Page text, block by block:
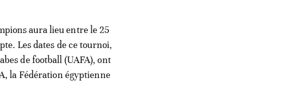
aura lieu entre le 25
Les dates de ce tournoi,
de football (UAFA), ont
la Fédération égyptienne